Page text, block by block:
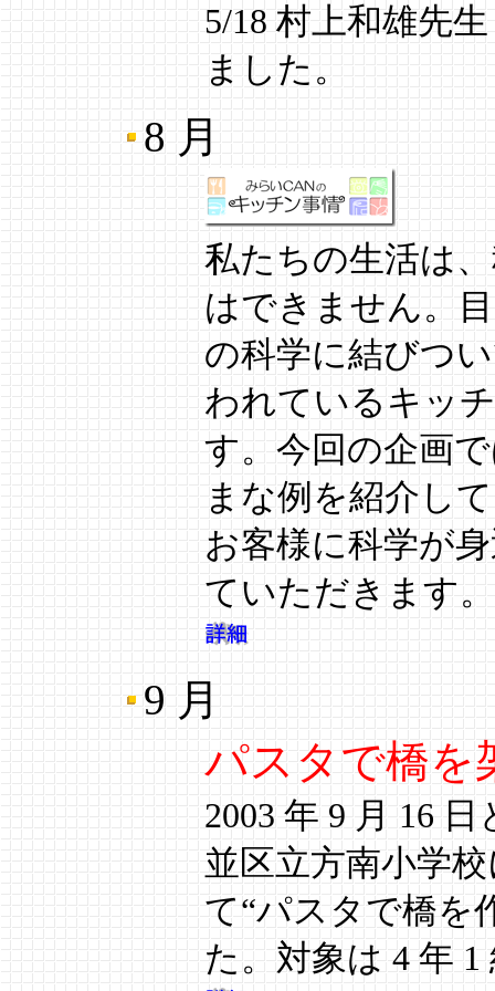
5/18 村上和雄先
ました。
8 月
私たちの生活は
はできません。
の科学に結びつ
われているキッ
す。今回の企画
まな例を紹介し
お客様に科学が
ていただきます。
9 月
パスタで橋を
2003 年 9 月 16
並区立方南小学
て“パスタで橋を
た。対象は 4 年